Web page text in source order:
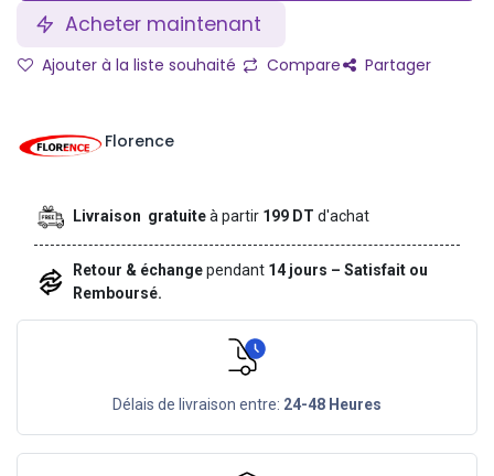
Acheter maintenant
Ajouter à la liste souhaité Compare Partager
Florence
Livraison gratuiteà partir 199 DTd'achat
Retour & échangependant 14 jours – Satisfait ou
Remboursé.
Délais de livraison entre: 24-48 Heures